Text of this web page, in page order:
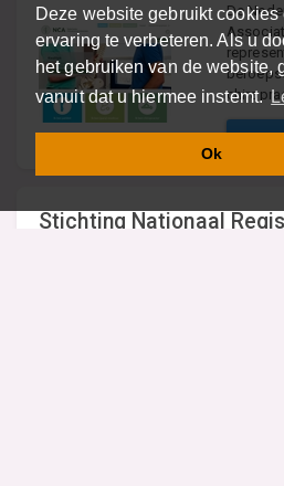
Deze website gebruikt cookies
ervaring te verbeteren. Als u
het gebruiken van de website,
vanuit dat u hiermee instemt.
Ok
De
Stichting Nationaal